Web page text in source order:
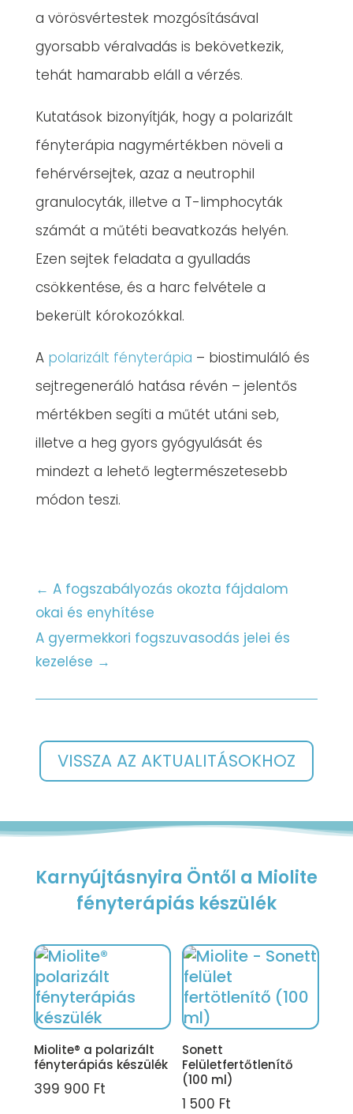
a vörösvértestek mozgósításával
gyorsabb véralvadás is bekövetkezik,
tehát hamarabb eláll a vérzés.
Kutatások bizonyítják, hogy a polarizált
fényterápia nagymértékben növeli a
fehérvérsejtek, azaz a neutrophil
granulocyták, illetve a T-limphocyták
számát a műtéti beavatkozás helyén.
Ezen sejtek feladata a gyulladás
csökkentése, és a harc felvétele a
bekerült kórokozókkal.
A polarizált fényterápia – biostimuláló és
sejtregeneráló hatása révén – jelentős
mértékben segíti a műtét utáni seb,
illetve a heg gyors gyógyulását és
mindezt a lehető legtermészetesebb
módon teszi.
← A fogszabályozás okozta fájdalom
okai és enyhítése
A gyermekkori fogszuvasodás jelei és
kezelése →
VISSZA AZ AKTUALITÁSOKHOZ
Karnyújtásnyira Öntől a Miolite
fényterápiás készülék
Miolite® a polarizált
fényterápiás készülék
399 900 Ft
Sonett
Felületfertőtlenítő
(100 ml)
1 500 Ft